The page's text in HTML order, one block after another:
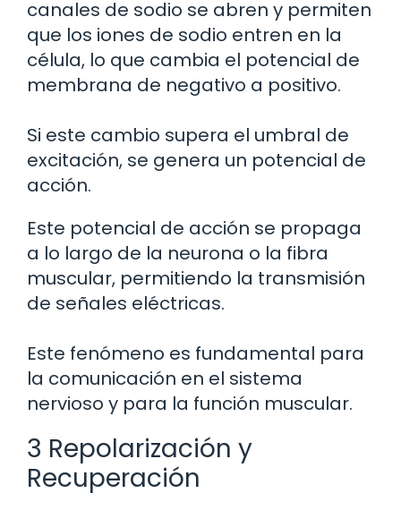
canales de sodio se abren y permiten
que los iones de sodio entren en la
célula, lo que cambia el potencial de
membrana de negativo a positivo.
Si este cambio supera el umbral de
excitación, se genera un potencial de
acción.
Este potencial de acción se propaga
a lo largo de la neurona o la fibra
muscular, permitiendo la transmisión
de señales eléctricas.
Este fenómeno es fundamental para
la comunicación en el sistema
nervioso y para la función muscular.
3 Repolarización y
Recuperación